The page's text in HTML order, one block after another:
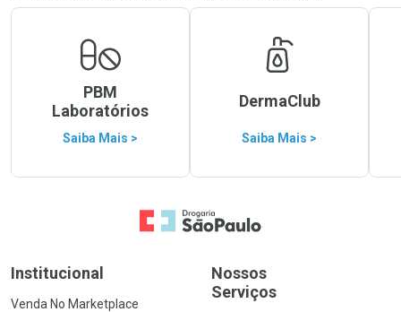
PBM
Laboratórios
Saiba Mais >
DermaClub
Saiba Mais >
Ir para a Home
Institucional
Venda No Marketplace
Nossos
Serviços